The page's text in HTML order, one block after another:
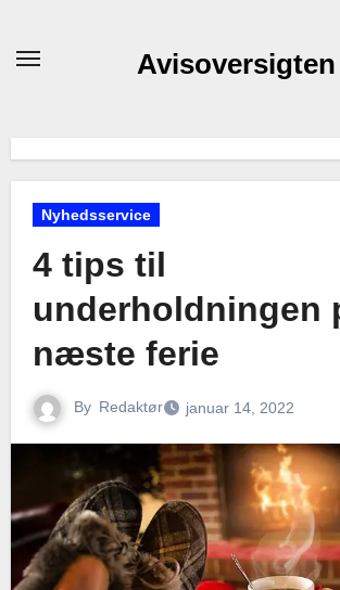
Avisoversigten
Nyhedsservice
4 tips til
underholdningen
næste ferie
By Redaktør januar 14, 2022